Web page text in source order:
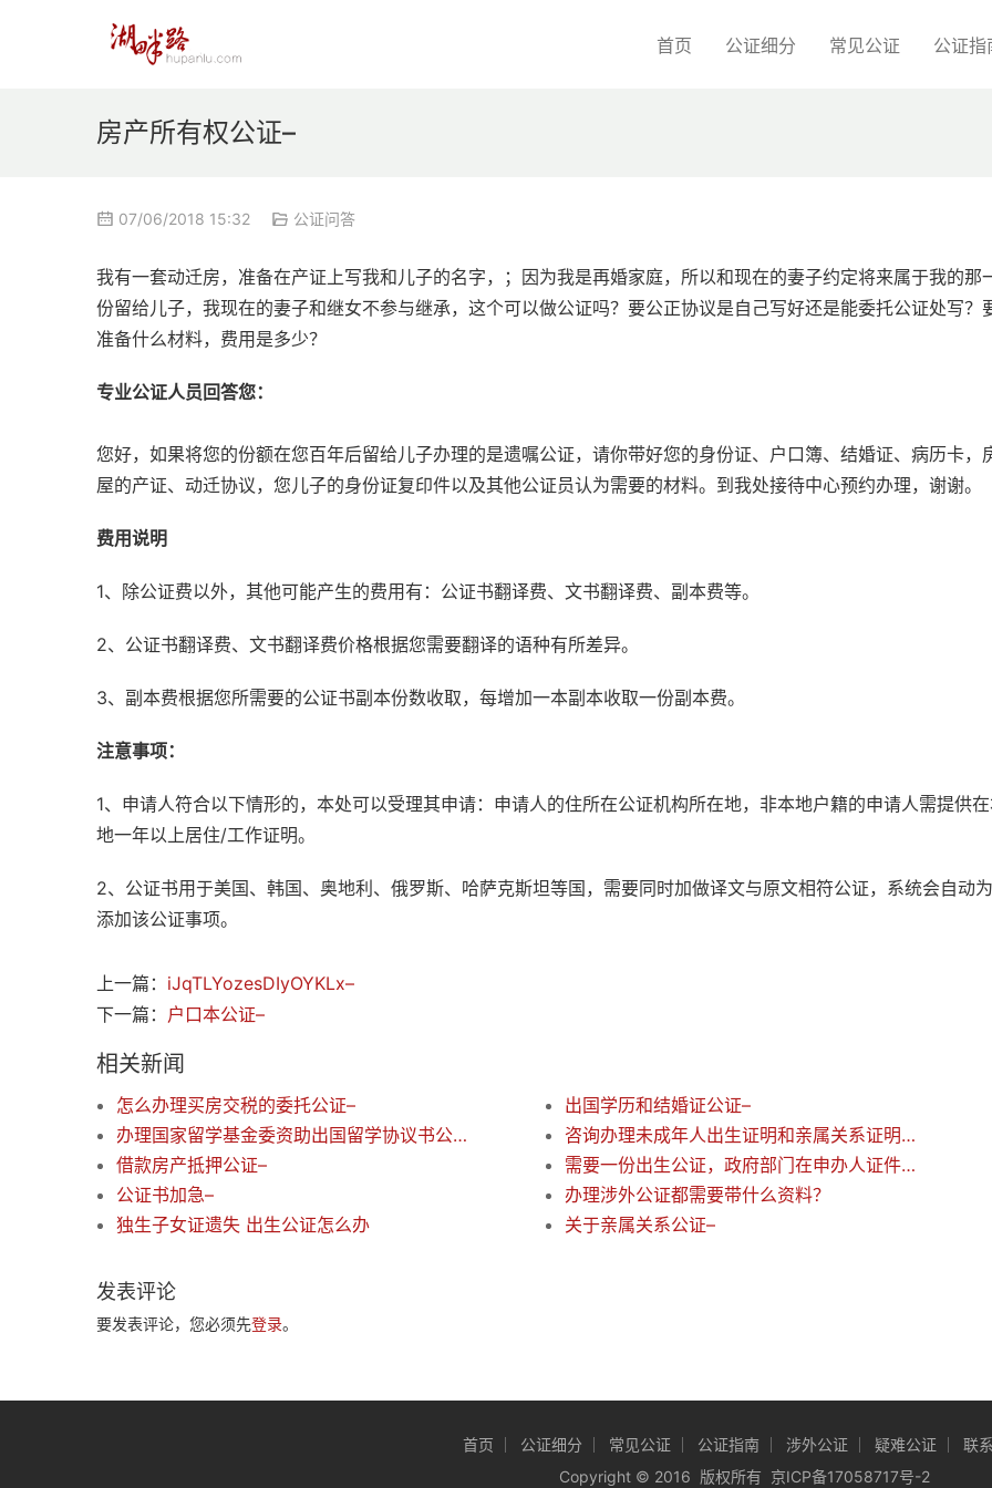
首页 公证细分 常见公证 公证指
房产所有权公证–
07/06/2018 15:32 公证问答
我有一套动迁房，准备在产证上写我和儿子的名字，；因为我是再婚家庭，所以和现在的妻子约定将来属于我的那
份留给儿子，我现在的妻子和继女不参与继承，这个可以做公证吗？要公正协议是自己写好还是能委托公证处写？
准备什么材料，费用是多少？
专业公证人员回答您：
您好，如果将您的份额在您百年后留给儿子办理的是遗嘱公证，请你带好您的身份证、户口簿、结婚证、病历卡，
屋的产证、动迁协议，您儿子的身份证复印件以及其他公证员认为需要的材料。到我处接待中心预约办理，谢谢。
费用说明
1、除公证费以外，其他可能产生的费用有：公证书翻译费、文书翻译费、副本费等。
2、公证书翻译费、文书翻译费价格根据您需要翻译的语种有所差异。
3、副本费根据您所需要的公证书副本份数收取，每增加一本副本收取一份副本费。
注意事项：
1、申请人符合以下情形的，本处可以受理其申请：申请人的住所在公证机构所在地，非本地户籍的申请人需提供
地一年以上居住/工作证明。
2、公证书用于美国、韩国、奥地利、俄罗斯、哈萨克斯坦等国，需要同时加做译文与原文相符公证，系统会自动
添加该公证事项。
上一篇： iJqTLYozesDIyOYKLx–
下一篇： 户口本公证–
相关新闻
怎么办理买房交税的委托公证–
出国学历和结婚证公证–
办理国家留学基金委资助出国留学协议书公证所需材料
咨询办理未成年人出生证明和亲属关系证明事项–
借款房产抵押公证–
需要一份出生公证，政府部门在申办人证件齐全下也不肯盖章？
公证书加急–
办理涉外公证都需要带什么资料？
独生子女证遗失 出生公证怎么办
关于亲属关系公证–
发表评论
要发表评论，您必须先登录。
首页 公证细分 常见公证 公证指南 涉外公证 疑难公证
联
Copyright © 2016 版权所有 京ICP备17058717号-2